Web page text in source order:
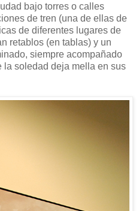
bajo torres o calles
de tren (una de ellas de
de diferentes lugares de
retablos (en tablas) y un
siempre acompañado
la soledad deja mella en sus